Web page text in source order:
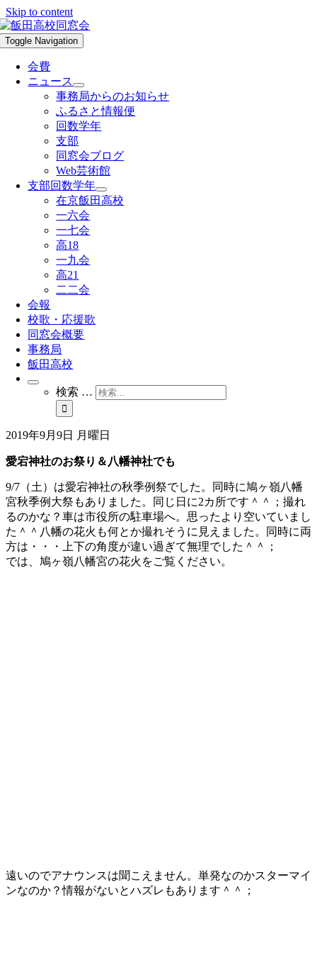
Skip to content
Toggle Navigation
会費
ニュース
事務局からのお知らせ
ふるさと情報便
回数学年
支部
同窓会ブログ
Web芸術館
支部回数学年
在京飯田高校
一六会
一七会
高18
一九会
高21
二二会
会報
校歌・応援歌
同窓会概要
事務局
飯田高校
検索 …
2019年9月9日 月曜日
愛宕神社のお祭り＆八幡神社でも
9/7（土）は愛宕神社の秋季例祭でした。同時に鳩ヶ嶺八幡
宮秋季例大祭もありました。同じ日に2カ所です＾＾；撮れ
るのかな？車は市役所の駐車場へ。思ったより空いていまし
た＾＾八幡の花火も何とか撮れそうに見えました。同時に両
方は・・・上下の角度が違い過ぎて無理でした＾＾；
では、鳩ヶ嶺八幡宮の花火をご覧ください。
遠いのでアナウンスは聞こえません。単発なのかスターマイ
ンなのか？情報がないとハズレもあります＾＾；